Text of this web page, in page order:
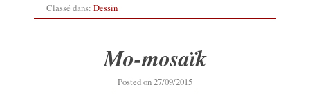
Classé dans: Dessin
Mo-mosaïk
Posted on27/09/201527/09/2015